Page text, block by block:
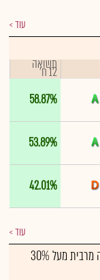
עוד
תשואה
12 ח'
58.87%
53.89%
42.01%
עוד
אג"ח כללי בארץ - חשיפה מרבית מעל 30%